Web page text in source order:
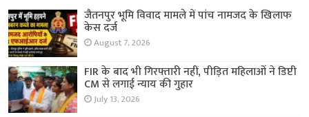
जैतनपुर भूमि विवाद मामले में पांच नामजद के खिलाफ
केस दर्ज
August 7, 2026
FIR के बाद भी गिरफ्तारी नहीं, पीड़ित महिलाओं ने डिप्टी
CM से लगाई न्याय की गुहार
July 13, 2026